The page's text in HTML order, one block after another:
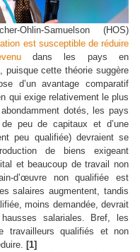
Ohlin-Samuelson (HOS)
est susceptible de réduire
dans les pays en
puisque cette théorie suggère
d’un avantage comparatif
qui exige relativement le plus
dotés, les pays
peu de capitaux et d’une
peu qualifiée) devraient se
de biens exigeant
et beaucoup de travail non
d’œuvre non qualifiée est
salaires augmentent, tandis
moins demandée, devrait
salariales. Bref, les
travailleurs qualifiés et non
[1]